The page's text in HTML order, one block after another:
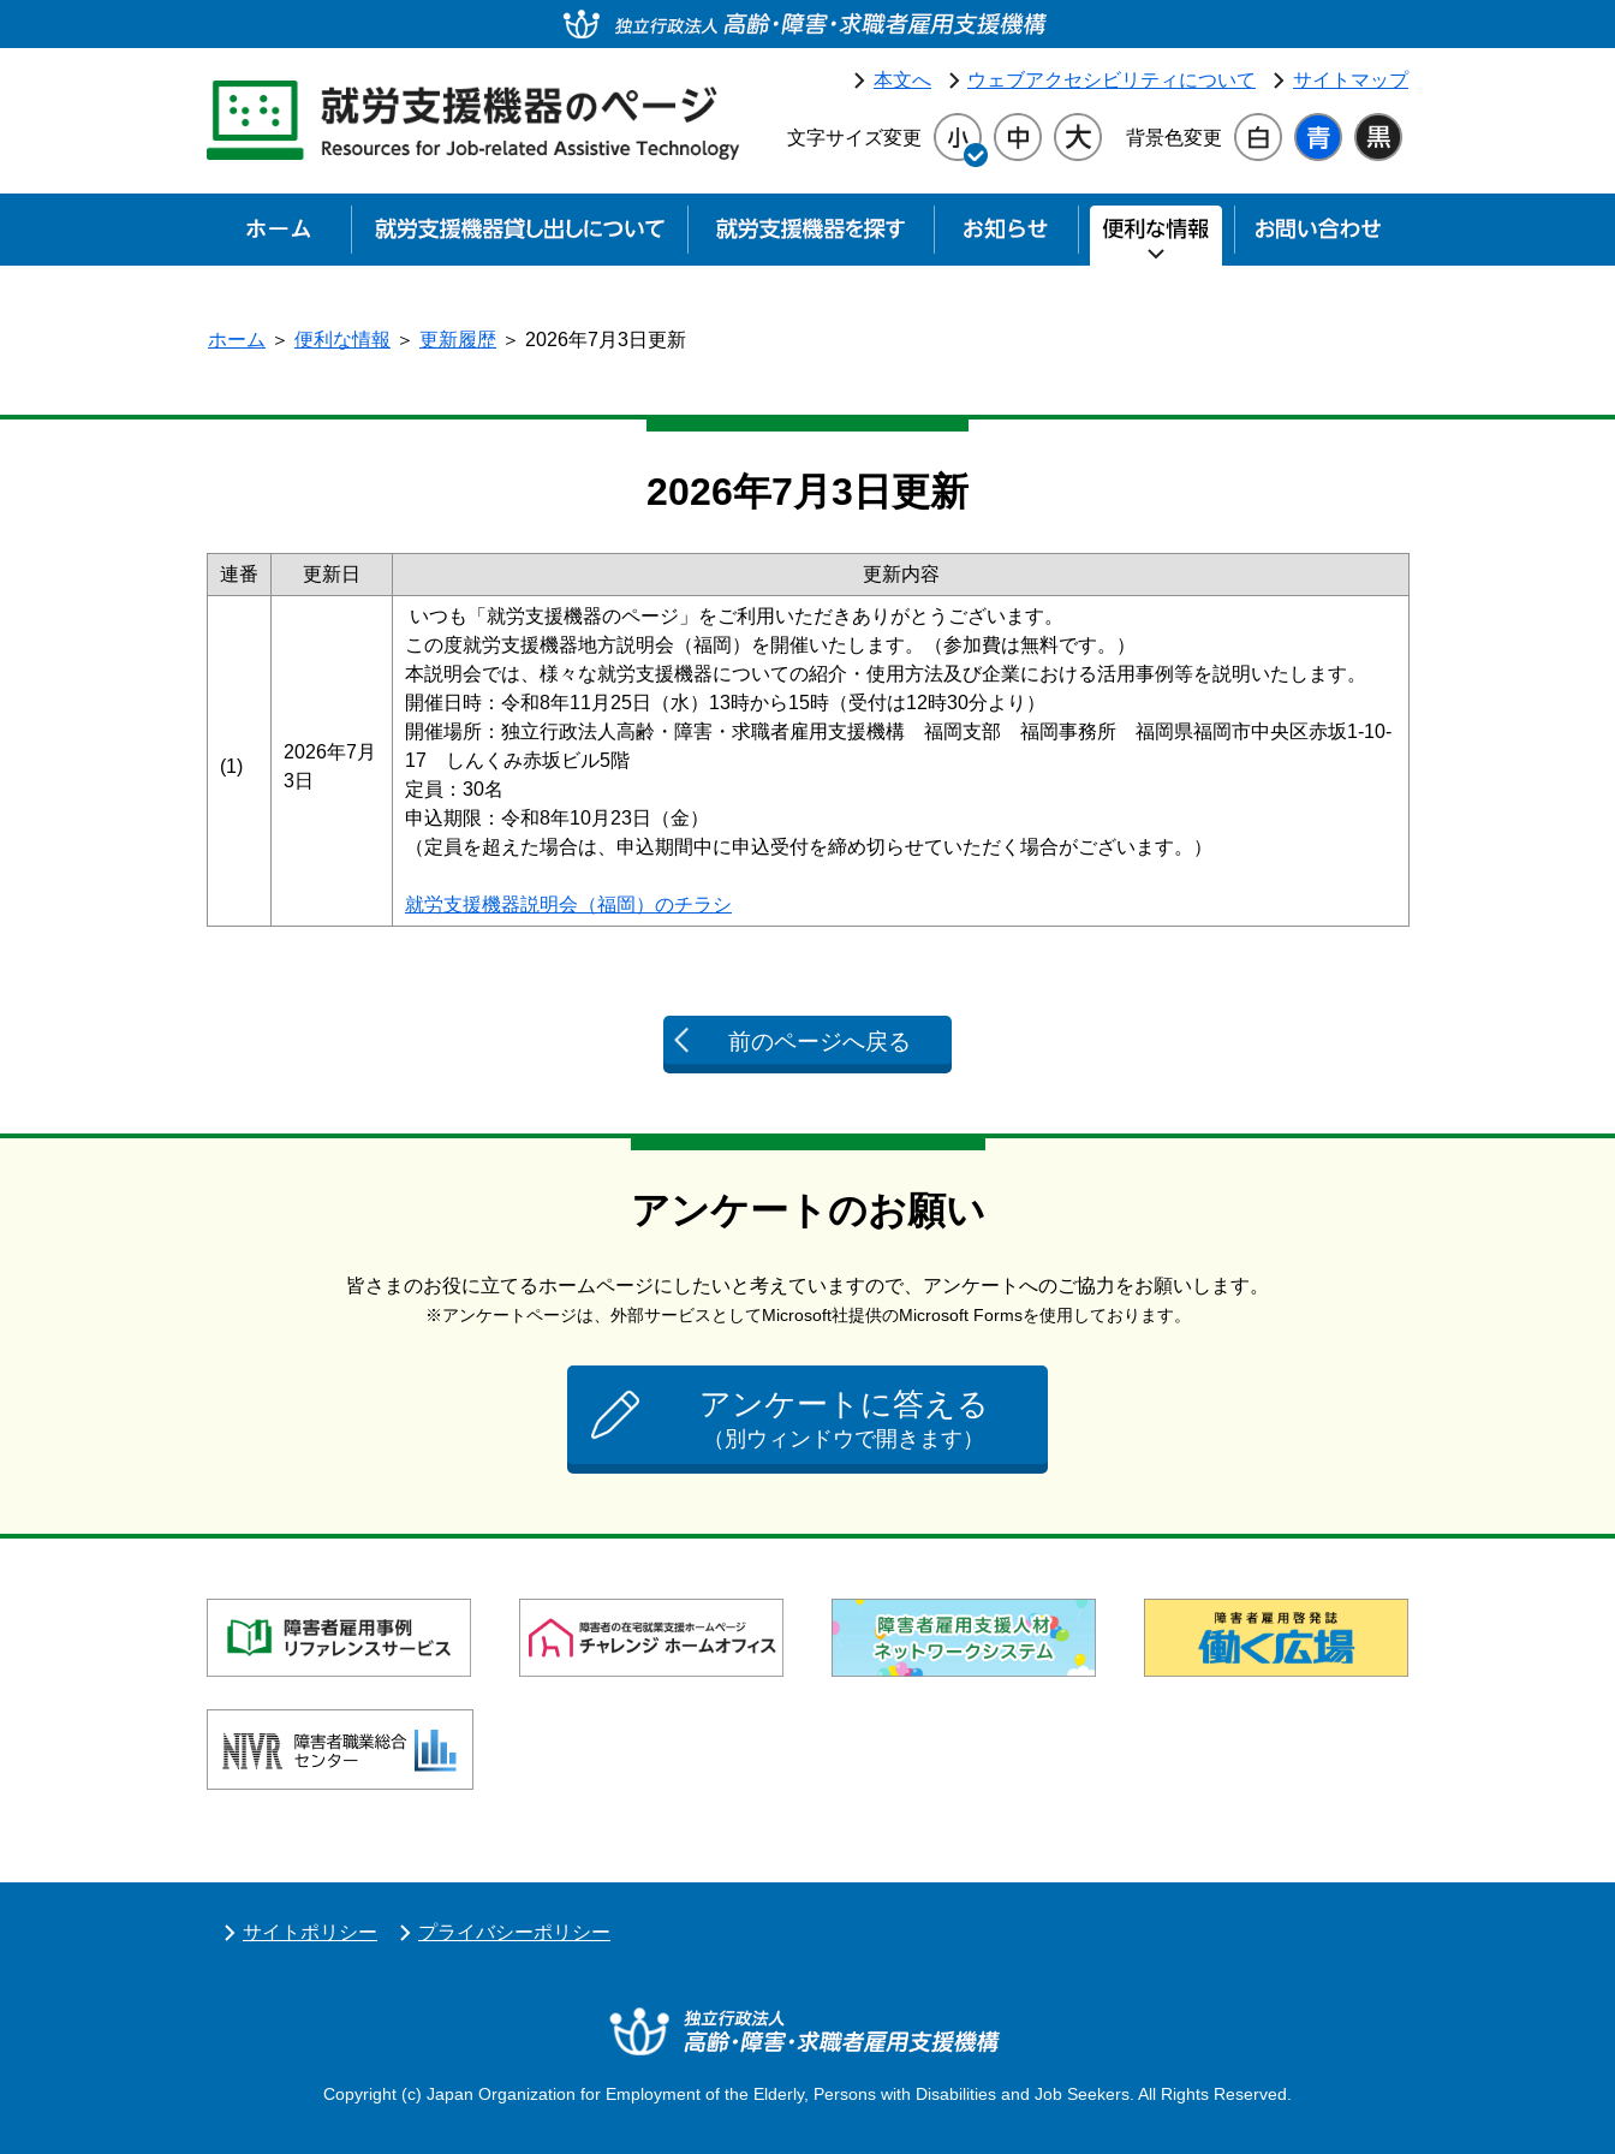
本文へ ウェブアクセシビリティについて サイトマップ
文字サイズ変更 背景色変更
ホーム 就労支援機器貸し出しについて就労支援機器を探すお知らせ 便利な情報
ホーム ＞ 便利な情報 ＞ 更新履歴 ＞ 2026年7月3日更新
2026年7月3日更新
連番 更新日 更新内容
(1)
2026年7月
3日
いつも「就労支援機器のページ」をご利用いただきありがとうございます。
この度就労支援機器地方説明会（福岡）を開催いたします。（参加費は無料です。）
本説明会では、様々な就労支援機器についての紹介・使用方法及び企業における活用事例等を説明いたします。
開催日時：令和8年11月25日（水）13時から15時（受付は12時30分より）
開催場所：独立行政法人高齢・障害・求職者雇用支援機構 福岡支部 福岡事務所 福岡県福岡市中央区赤坂1-10-
17 しんくみ赤坂ビル5階
定員：30名
申込期限：令和8年10月23日（金）
（定員を超えた場合は、申込期間中に申込受付を締め切らせていただく場合がございます。）
就労支援機器説明会（福岡）のチラシ
前のページへ戻る
アンケートのお願い
皆さまのお役に立てるホームページにしたいと考えていますので、アンケートへのご協力をお願いします。
※アンケートページは、外部サービスとしてMicrosoft社提供のMicrosoft Formsを使用しております。
アンケートに答える
（別ウィンドウで開きます）
サイトポリシー プライバシーポリシー
Copyright (c) Japan Organization for Employment of the Elderly, Persons with Disabilities and Job Seekers. All Rights Reserved.